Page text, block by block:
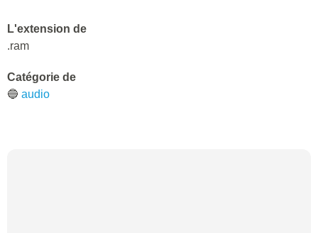
L'extension de
.ram
Catégorie de
🔵 audio